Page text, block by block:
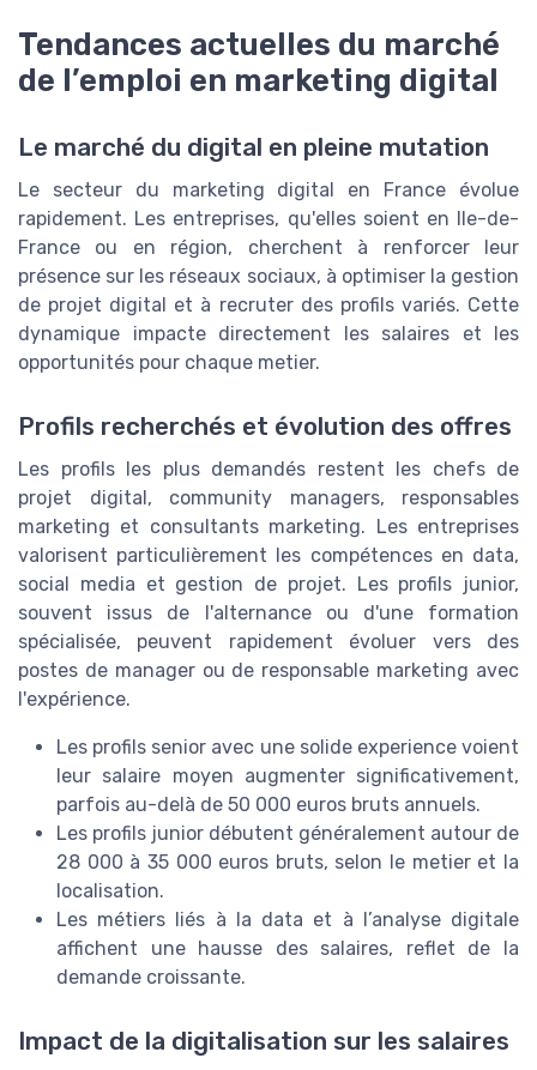
Tendances actuelles du marché
de l’emploi en marketing digital
Le marché du digital en pleine mutation
Le secteur du marketing digital en France évolue
rapidement. Les entreprises, qu'elles soient en Ile-de-
France ou en région, cherchent à renforcer leur
présence sur les réseaux sociaux, à optimiser la gestion
de projet digital et à recruter des profils variés. Cette
dynamique impacte directement les salaires et les
opportunités pour chaque metier.
Profils recherchés et évolution des offres
Les profils les plus demandés restent les chefs de
projet digital, community managers, responsables
marketing et consultants marketing. Les entreprises
valorisent particulièrement les compétences en data,
social media et gestion de projet. Les profils junior,
souvent issus de l'alternance ou d'une formation
spécialisée, peuvent rapidement évoluer vers des
postes de manager ou de responsable marketing avec
l'expérience.
Les profils senior avec une solide experience voient
leur salaire moyen augmenter significativement,
parfois au-delà de 50 000 euros bruts annuels.
Les profils junior débutent généralement autour de
28 000 à 35 000 euros bruts, selon le metier et la
localisation.
Les métiers liés à la data et à l’analyse digitale
affichent une hausse des salaires, reflet de la
demande croissante.
Impact de la digitalisation sur les salaires